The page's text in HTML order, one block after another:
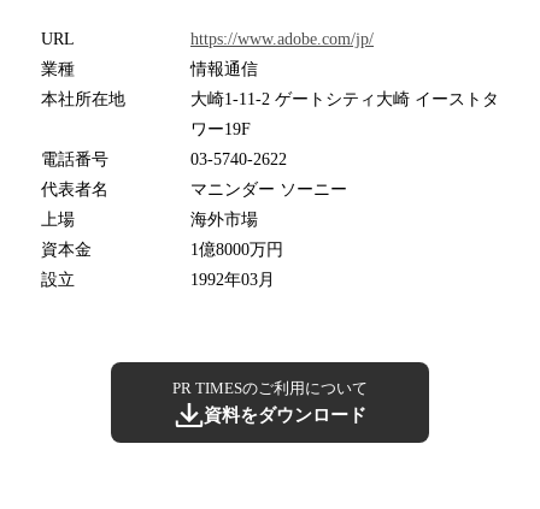
URL
https://www.adobe.com/jp/
業種
情報通信
本社所在地
大崎1-11-2 ゲートシティ大崎 イーストタ
ワー19F
電話番号
03-5740-2622
代表者名
マニンダー ソーニー
上場
海外市場
資本金
1億8000万円
設立
1992年03月
PR TIMESのご利用について
資料をダウンロード